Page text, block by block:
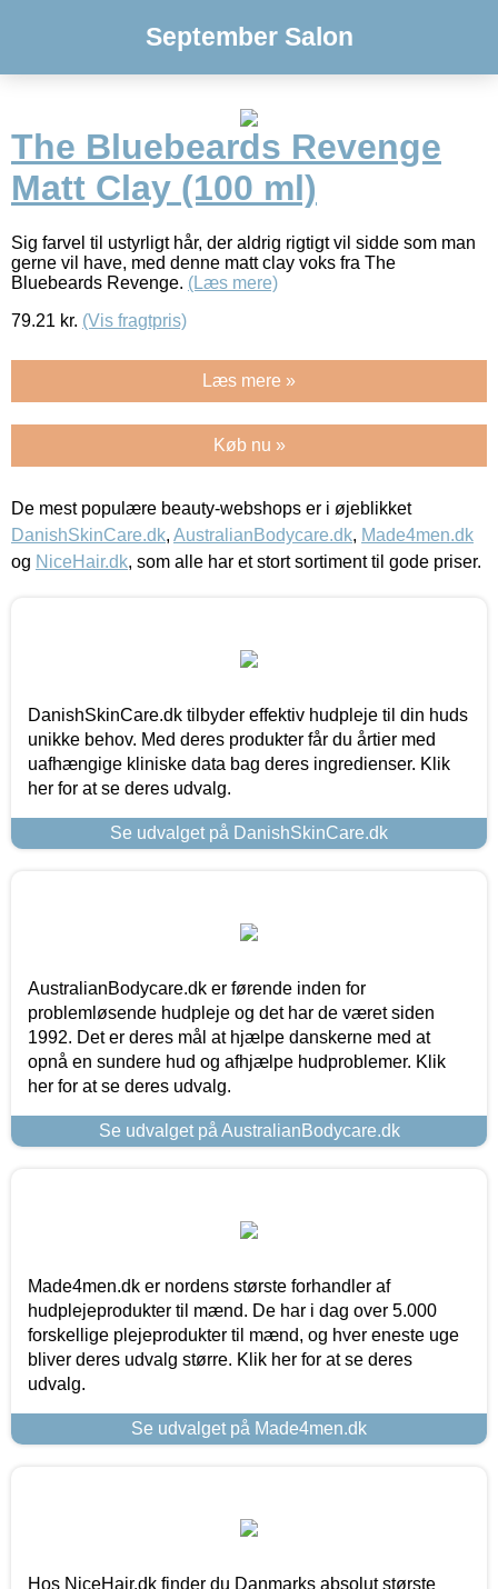
September Salon
The Bluebeards Revenge
Matt Clay (100 ml)
Sig farvel til ustyrligt hår, der aldrig rigtigt vil sidde som man
gerne vil have, med denne matt clay voks fra The
Bluebeards Revenge. (Læs mere)
79.21 kr. (Vis fragtpris)
Læs mere »
Køb nu »
De mest populære beauty-webshops er i øjeblikket
DanishSkinCare.dk, AustralianBodycare.dk, Made4men.dk
og NiceHair.dk, som alle har et stort sortiment til gode priser.
DanishSkinCare.dk tilbyder effektiv hudpleje til din huds
unikke behov. Med deres produkter får du årtier med
uafhængige kliniske data bag deres ingredienser. Klik
her for at se deres udvalg.
Se udvalget på DanishSkinCare.dk
AustralianBodycare.dk er førende inden for
problemløsende hudpleje og det har de været siden
1992. Det er deres mål at hjælpe danskerne med at
opnå en sundere hud og afhjælpe hudproblemer. Klik
her for at se deres udvalg.
Se udvalget på AustralianBodycare.dk
Made4men.dk er nordens største forhandler af
hudplejeprodukter til mænd. De har i dag over 5.000
forskellige plejeprodukter til mænd, og hver eneste uge
bliver deres udvalg større. Klik her for at se deres
udvalg.
Se udvalget på Made4men.dk
Hos NiceHair.dk finder du Danmarks absolut største